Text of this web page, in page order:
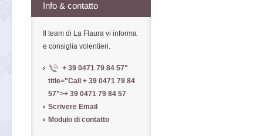
Info & contatto
Il team di La Flaura vi informa
e consiglia volentieri.
+ 39 0471 79 84 57"
title="Call + 39 0471 79 84
57">+ 39 0471 79 84 57
Scrivere Email
Modulo di contatto